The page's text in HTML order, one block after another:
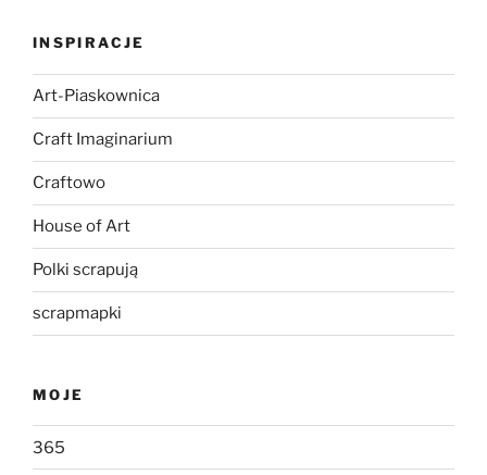
INSPIRACJE
Art-Piaskownica
Craft Imaginarium
Craftowo
House of Art
Polki scrapują
scrapmapki
MOJE
365